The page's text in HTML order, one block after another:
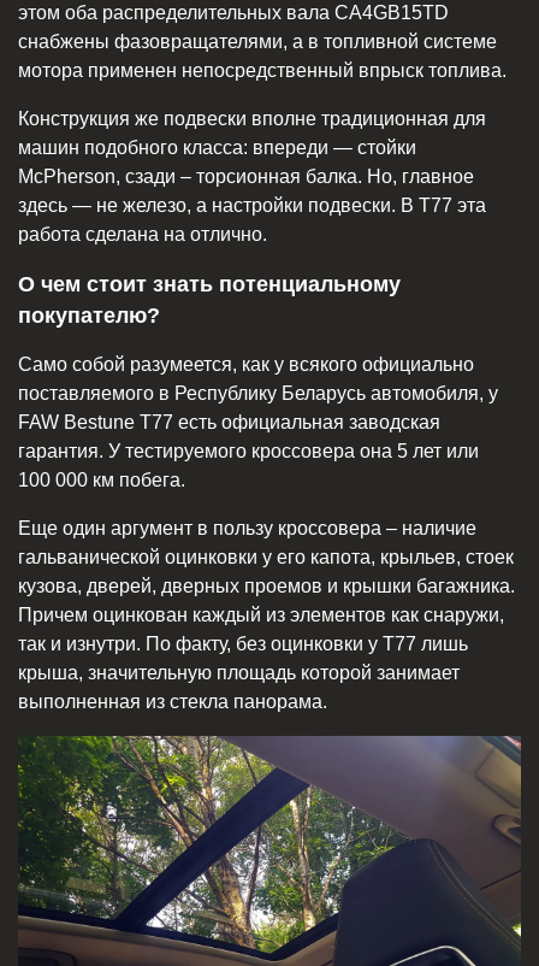
этом оба распределительных вала CA4GB15TD
снабжены фазовращателями, а в топливной системе
мотора применен непосредственный впрыск топлива.
Конструкция же подвески вполне традиционная для
машин подобного класса: впереди — стойки
McPherson, сзади – торсионная балка. Но, главное
здесь — не железо, а настройки подвески. В T77 эта
работа сделана на отлично.
О чем стоит знать потенциальному
покупателю?
Само собой разумеется, как у всякого официально
поставляемого в Республику Беларусь автомобиля, у
FAW Bestune T77 есть официальная заводская
гарантия. У тестируемого кроссовера она 5 лет или
100 000 км побега.
Еще один аргумент в пользу кроссовера – наличие
гальванической оцинковки у его капота, крыльев, стоек
кузова, дверей, дверных проемов и крышки багажника.
Причем оцинкован каждый из элементов как снаружи,
так и изнутри. По факту, без оцинковки у T77 лишь
крыша, значительную площадь которой занимает
выполненная из стекла панорама.